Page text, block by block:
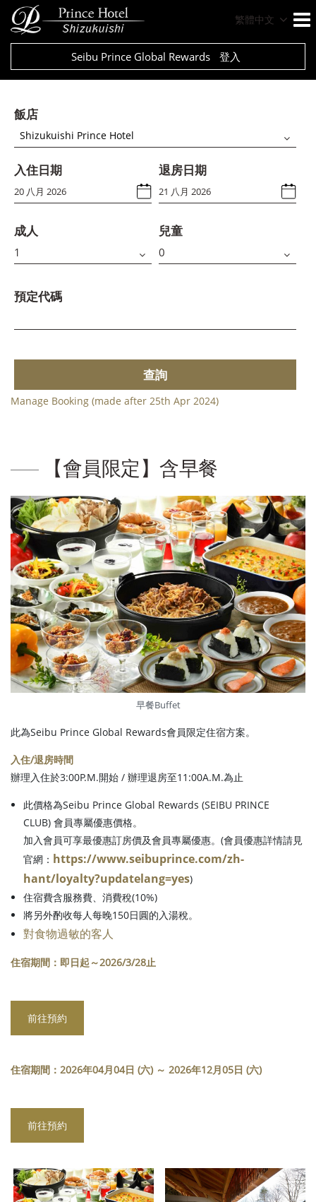
繁體中文
Seibu Prince Global Rewards 登入
飯店
Shizukuishi Prince Hotel
入住日期 退房日期
成人 兒童
預定代碼
查詢
Manage Booking (made after 25th Apr 2024)
【會員限定】含早餐
早餐Buffet
此為Seibu Prince Global Rewards會員限定住宿方案。
入住/退房時間
辦理入住於3:00P.M.開始 / 辦理退房至11:00A.M.為止
此價格為Seibu Prince Global Rewards (SEIBU PRINCE
CLUB) 會員專屬優惠價格。
加入會員可享最優惠訂房價及會員專屬優惠。(會員優惠詳情請見
官網： https://www.seibuprince.com/zh-
hant/loyalty?updatelang=yes)
住宿費含服務費、消費稅(10%)
將另外酌收每人每晚150日圓的入湯稅。
對食物過敏的客人
住宿期間：即日起～2026/3/28止
前往預約
住宿期間：2026年04月04日 (六) ～ 2026年12月05日 (六)
前往預約